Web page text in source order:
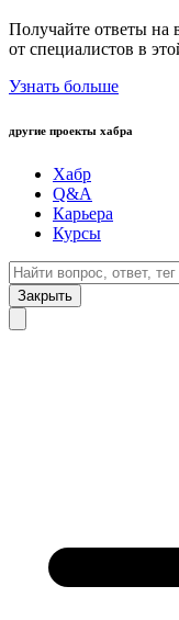
Получайте ответы на
от специалистов в
Узнать больше
другие проекты хабра
Хабр
Q&A
Карьера
Курсы
Закрыть